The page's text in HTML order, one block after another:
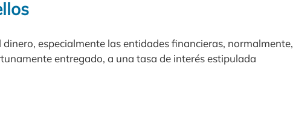
especialmente las entidades financieras, normalmente,
entregado, a una tasa de interés estipulada